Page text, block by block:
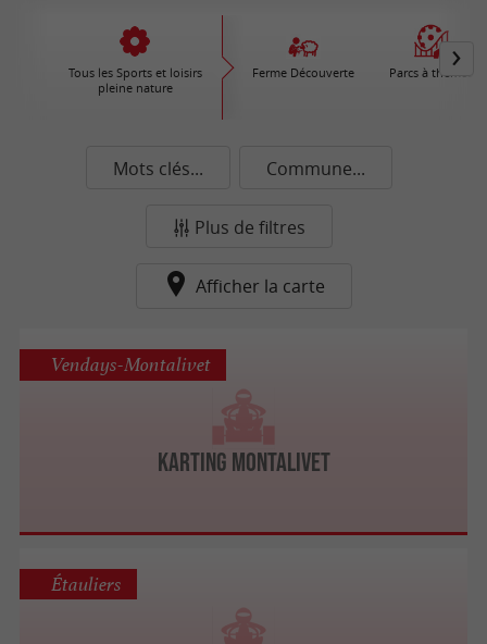
Tous les Sports et loisirs
pleine nature
Ferme Découverte Parcs à thèmes
Mots clés... Commune...
Plus de filtres
Afficher la carte
Karting Montalivet
Vendays-Montalivet
Étauliers